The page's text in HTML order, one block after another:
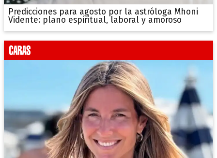
Predicciones para agosto por la astróloga Mhoni
Vidente: plano espiritual, laboral y amoroso